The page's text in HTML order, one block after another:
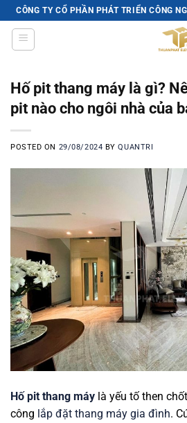
Skip
to
content
CÔNG TY CỔ PHẦN PHÁT TRIỂN CÔNG
Hố pit thang máy là gì?
pit nào cho ngôi nhà của
POSTED ON 29/08/2024 BYQUANTRI
Hố pit thang máy là yếu tố then
công lắp đặt thang máy gia đình.